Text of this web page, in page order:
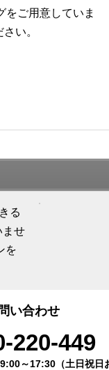
をご用意していま
い。
る
ませ
を
い合わせ
220-449
9:00～17:30（土日祝日